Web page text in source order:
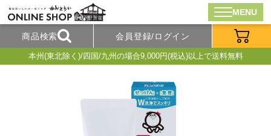
MENU
商品検索 会員登録/ログイン
本州(東北除く)/四国/九州の場合9,000円(税込)以上で送料無料